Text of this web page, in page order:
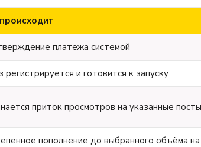
платежа системой
регистрируется и готовится к запуску
приток просмотров на указанные посты
пополнение до выбранного объёма на